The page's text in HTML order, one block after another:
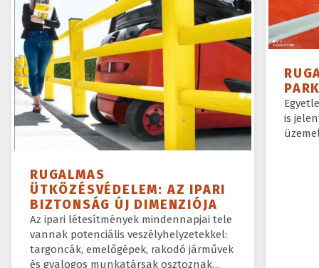
RUGALMAS
ÜTKÖZÉSVÉDELEM: AZ IPARI
BIZTONSÁG ÚJ DIMENZIÓJA
Az ipari létesítmények mindennapjai tele
vannak potenciális veszélyhelyzetekkel:
targoncák, emelőgépek, rakodó járművek
és gyalogos munkatársak osztoznak
is